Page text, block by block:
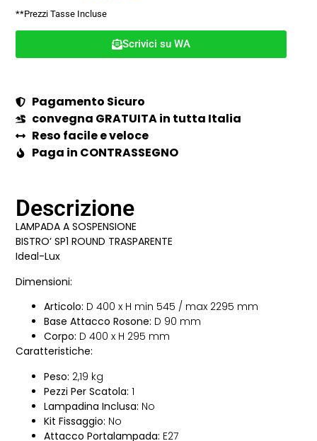
**Prezzi Tasse Incluse
Scrivici su WA
Pagamento Sicuro
convegna GRATUITA in tutta Italia
Reso facile e veloce
Paga in CONTRASSEGNO
Descrizione
LAMPADA A SOSPENSIONE
BISTRO’ SP1 ROUND TRASPARENTE
Ideal-Lux
Dimensioni:
Articolo: D 400 x H min 545 / max 2295 mm
Base Attacco Rosone: D 90 mm
Corpo: D 400 x H 295 mm
Caratteristiche:
Peso: 2,19 kg
Pezzi Per Scatola: 1
Lampadina Inclusa: No
Kit Fissaggio: No
Attacco Portalampada: E27